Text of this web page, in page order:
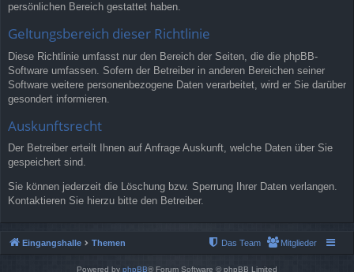
persönlichen Bereich gestattet haben.
Geltungsbereich dieser Richtlinie
Diese Richtlinie umfasst nur den Bereich der Seiten, die die phpBB-
Software umfassen. Sofern der Betreiber in anderen Bereichen seiner
Software weitere personenbezogene Daten verarbeitet, wird er Sie darüber
gesondert informieren.
Auskunftsrecht
Der Betreiber erteilt Ihnen auf Anfrage Auskunft, welche Daten über Sie
gespeichert sind.
Sie können jederzeit die Löschung bzw. Sperrung Ihrer Daten verlangen.
Kontaktieren Sie hierzu bitte den Betreiber.
Eingangshalle Themen Mitglieder
Das Team
Powered by phpBB® Forum Software © phpBB Limited